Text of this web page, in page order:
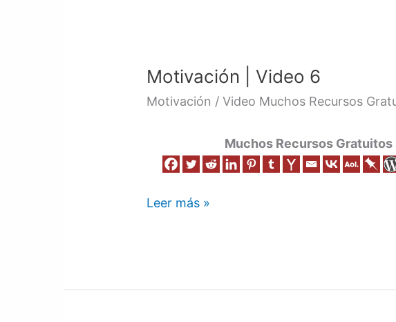
Motivación | Video 6
Motivación / Video Muchos Recursos
Muchos Recursos
Video
6
Leer más »